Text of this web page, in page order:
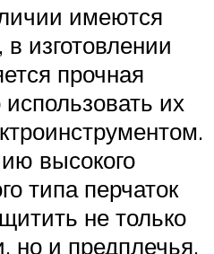
имеются
изготовлении
прочная
их
высокого
типа перчаток
не только
но и предплечья.